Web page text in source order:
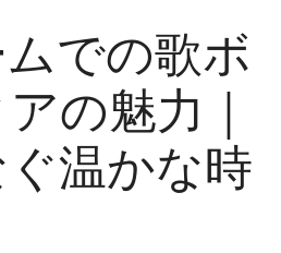
での歌ボ
の魅力｜
温かな時